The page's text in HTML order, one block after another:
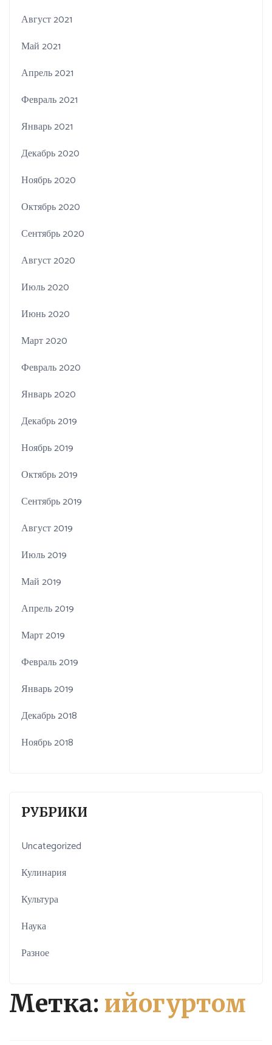
Метка: ийогуртом
Август 2021
Май 2021
Апрель 2021
Февраль 2021
Январь 2021
Декабрь 2020
Ноябрь 2020
Октябрь 2020
Сентябрь 2020
Август 2020
Июль 2020
Июнь 2020
Март 2020
Февраль 2020
Январь 2020
Декабрь 2019
Ноябрь 2019
Октябрь 2019
Сентябрь 2019
Август 2019
Июль 2019
Май 2019
Апрель 2019
Март 2019
Февраль 2019
Январь 2019
Декабрь 2018
Ноябрь 2018
РУБРИКИ
Uncategorized
Кулинария
Культура
Наука
Разное